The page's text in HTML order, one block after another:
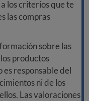
los criterios que te
las compras
sobre las
productos
es responsable del
ni de los
Las valoraciones